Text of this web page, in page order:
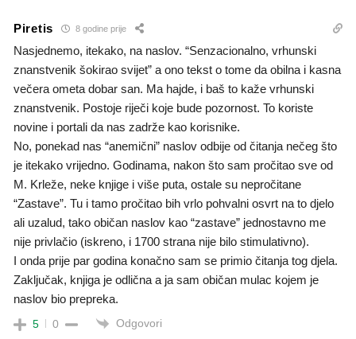
Piretis 8 godine prije
Nasjednemo, itekako, na naslov. “Senzacionalno, vrhunski
znanstvenik šokirao svijet” a ono tekst o tome da obilna i kasna
večera ometa dobar san. Ma hajde, i baš to kaže vrhunski
znanstvenik. Postoje riječi koje bude pozornost. To koriste
novine i portali da nas zadrže kao korisnike.
No, ponekad nas “anemični” naslov odbije od čitanja nečeg što
je itekako vrijedno. Godinama, nakon što sam pročitao sve od
M. Krleže, neke knjige i više puta, ostale su nepročitane
“Zastave”. Tu i tamo pročitao bih vrlo pohvalni osvrt na to djelo
ali uzalud, tako običan naslov kao “zastave” jednostavno me
nije privlačio (iskreno, i 1700 strana nije bilo stimulativno).
I onda prije par godina konačno sam se primio čitanja tog djela.
Zaključak, knjiga je odlična a ja sam običan mulac kojem je
naslov bio prepreka.
5 0 Odgovori